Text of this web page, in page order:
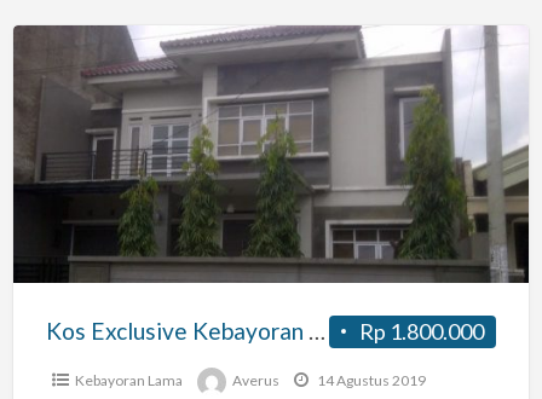
Kos
Exclusive
Kebayoran
Lama
Gandaria
Murah
Selatan
Rp 1.800.000
Kos Exclusive Kebayoran Lama Gandaria City Murah Jakarta Selatan
Kebayoran Lama Averus 14 Agustus 2019